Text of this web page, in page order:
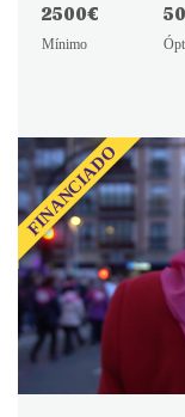
2500€
Mínimo
FINANCIADO